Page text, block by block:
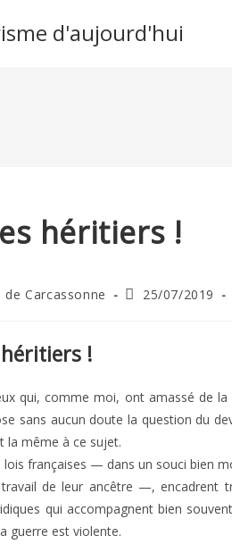
d'aujourd'hui
héritiers !
de Carcassonne
Publication
25/07/2019
!
qui, comme moi, ont amassé de
sans aucun doute la question du
la même à ce sujet.
lois françaises — dans un souci bien
de leur ancêtre —, encadrent
qui accompagnent bien
guerre est violente.